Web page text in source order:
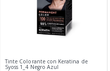
Tinte Colorante con Keratina de
Syoss 1_4 Negro Azul